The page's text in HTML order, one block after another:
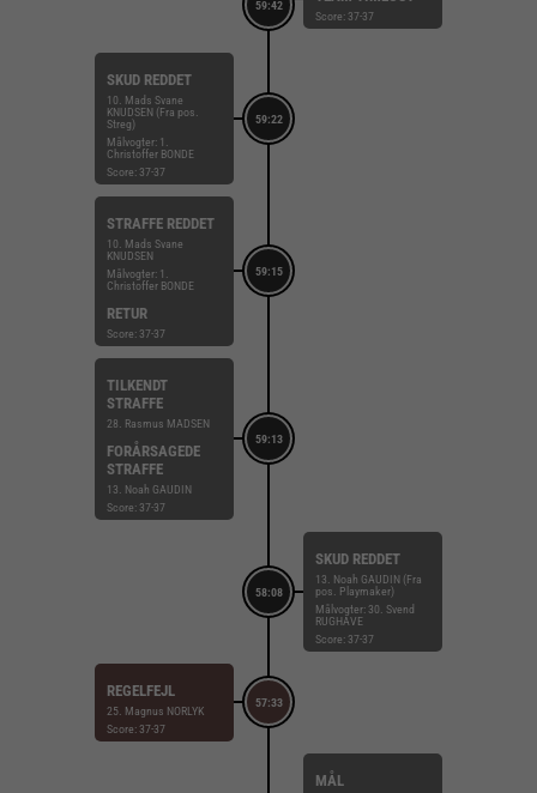
59:42
Score: 37-37
59:22
SKUD REDDET
10. Mads Svane
KNUDSEN (Fra pos.
Streg)
Målvogter: 1.
Christoffer BONDE
Score: 37-37
59:15
STRAFFE REDDET
10. Mads Svane
KNUDSEN
Målvogter: 1.
Christoffer BONDE
RETUR
Score: 37-37
59:13
TILKENDT
STRAFFE
28. Rasmus MADSEN
FORÅRSAGEDE
STRAFFE
13. Noah GAUDIN
Score: 37-37
58:08
SKUD REDDET
13. Noah GAUDIN (Fra
pos. Playmaker)
Målvogter: 30. Svend
RUGHAVE
Score: 37-37
57:33
REGELFEJL
25. Magnus NORLYK
Score: 37-37
MÅL